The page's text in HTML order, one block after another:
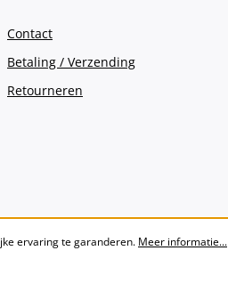
Contact
Betaling / Verzending
Retourneren
ervaring te garanderen. Meer informatie...